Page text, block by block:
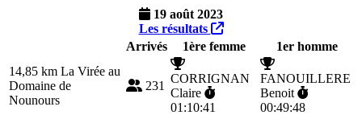
19 août 2023
Les résultats
Arrivés
1ère femme
1er homme
14,85 km La Virée au
Domaine de
Nounours
231
CORRIGNAN
Claire
01:10:41
FANOUILLERE
Benoit
00:49:48